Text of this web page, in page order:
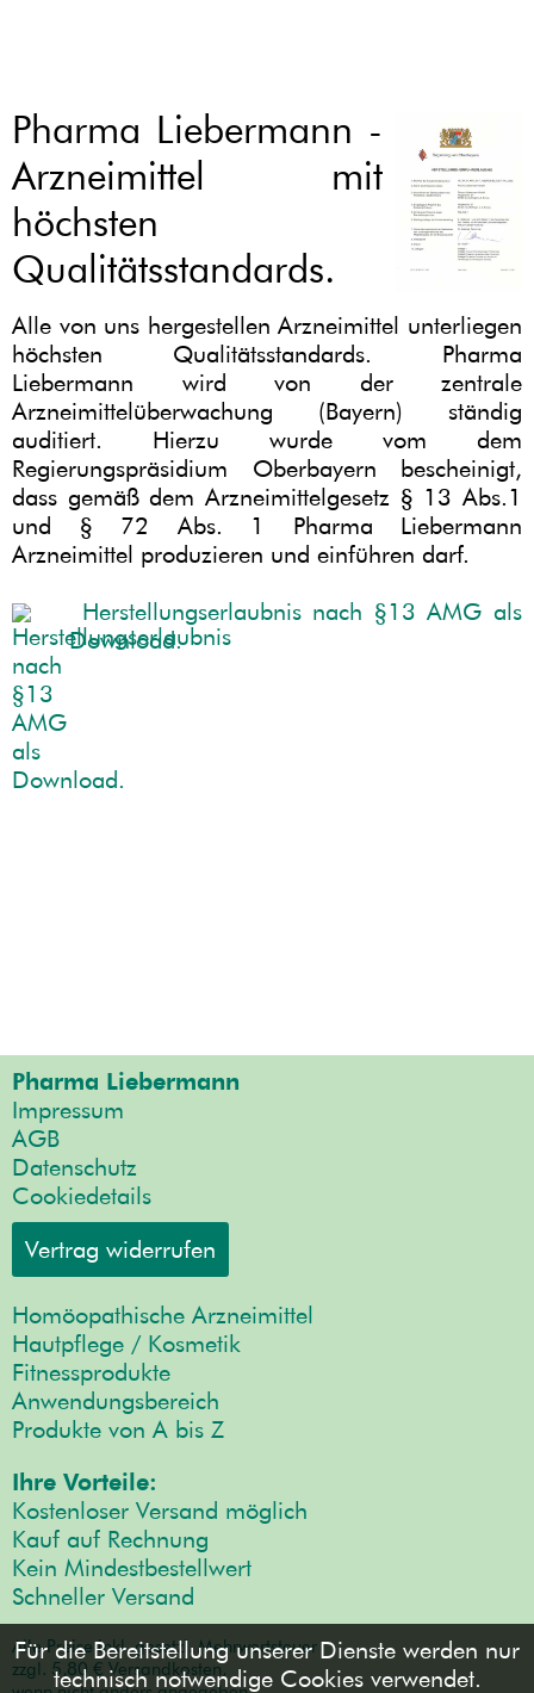
Pharma Liebermann -
Arzneimittel mit
höchsten
Qualitätsstandards.
Alle von uns hergestellen Arzneimittel unterliegen
höchsten Qualitätsstandards. Pharma
Liebermann wird von der zentrale
Arzneimittelüberwachung (Bayern) ständig
auditiert. Hierzu wurde vom dem
Regierungspräsidium Oberbayern bescheinigt,
dass gemäß dem Arzneimittelgesetz § 13 Abs.1
und § 72 Abs. 1 Pharma Liebermann
Arzneimittel produzieren und einführen darf.
Herstellungserlaubnis nach §13 AMG als
Download.
Pharma Liebermann
Impressum
AGB
Datenschutz
Cookiedetails
Vertrag widerrufen
Homöopathische Arzneimittel
Hautpflege / Kosmetik
Fitnessprodukte
Anwendungsbereich
Produkte von A bis Z
Ihre Vorteile:
Kostenloser Versand möglich
Kauf auf Rechnung
Kein Mindestbestellwert
Schneller Versand
Alle Preise inkl. gesetzl. Mehrwertsteuer
zzgl. 5,80 € Versandkosten,
Für die Bereitstellung unserer Dienste werden nur
technisch notwendige Cookies verwendet.